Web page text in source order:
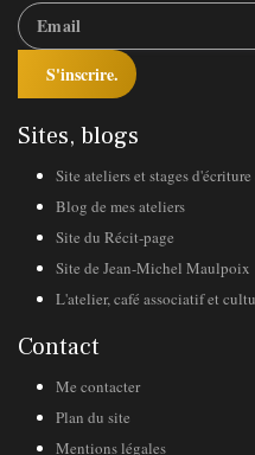
S'inscrire.
Sites, blogs
Site ateliers et stages
Blog de mes ateliers
Site du Récit-page
Site de Jean-Michel Maulpoix
L'atelier, café associatif et
Contact
Me contacter
Plan du site
Mentions légales